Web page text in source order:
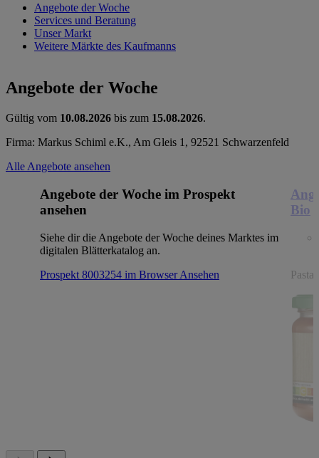
Angebote der Woche
Services und Beratung
Unser Markt
Weitere Märkte des Kaufmanns
Angebote der Woche
Gültig vom 10.08.2026 bis zum 15.08.2026.
Firma: Markus Schiml e.K., Am Gleis 1, 92521 Schwarzenfeld
Alle Angebote ansehen
Angebote der Woche im Prospekt
ansehen
Siehe dir die Angebote der Woche deines Marktes im
digitalen Blätterkatalog an.
Prospekt 8003254 im BrowserAnsehen
Bio